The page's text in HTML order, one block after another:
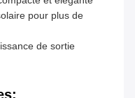
pour plus de
de sortie